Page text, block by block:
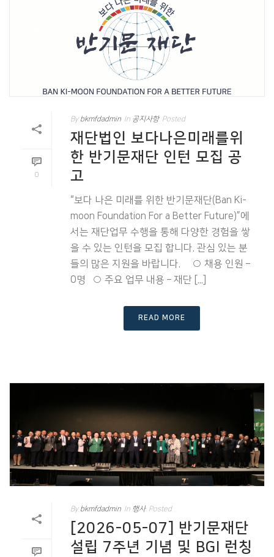
0
By bkmfdadmin In 공지사항 Posted
재단법인 보다나은미래를위
한 반기문재단 인턴 모집 공
고
“보다 나은 미래를 위한 반기문재단(Ban Ki-
moon Foundation For a Better Future)”에
서는 재단업무 수행을 통해 다양한 경험을 쌓
을 수 있는 인턴을 모집 합니다. 관심 있는 분
들의 많은 지원을 바랍니다. ○ 채용 인원 –
0명 ○ 주요 업무 내용 – 재단 [...]
READ MORE
By bkmfdadmin In 행사 Posted
[2026-05-07] 반기문재단
설립 7주년 기념 및 BGI 런칭